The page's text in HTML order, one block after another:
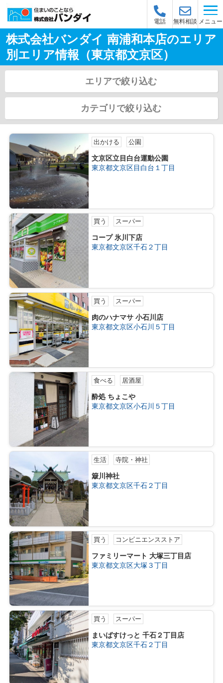
電話 無料相談 メニュー
株式会社バンダイ 南浦和本店のエリア
別エリア情報（東京都文京区）
エリアで絞り込む
カテゴリで絞り込む
出かける 公園
文京区立目白台運動公園
東京都文京区目白台１丁目
買う スーパー
コープ 氷川下店
東京都文京区千石２丁目
買う スーパー
肉のハナマサ 小石川店
東京都文京区小石川５丁目
食べる 居酒屋
酔処 ちょこや
東京都文京区小石川５丁目
生活 寺院・神社
簸川神社
東京都文京区千石２丁目
買う コンビニエンスストア
ファミリーマート 大塚三丁目店
東京都文京区大塚３丁目
買う スーパー
まいばすけっと 千石２丁目店
東京都文京区千石２丁目